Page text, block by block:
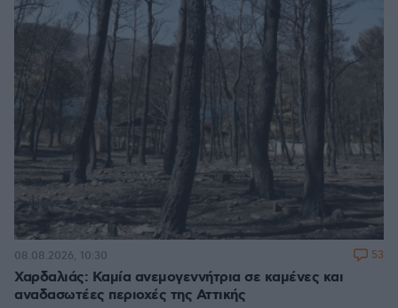
Χαρδαλιάς: Καμία ανεμογεννήτρια σε καμένες και
αναδασωτέες περιοχές της Αττικής
08.08.2026, 10:30 53